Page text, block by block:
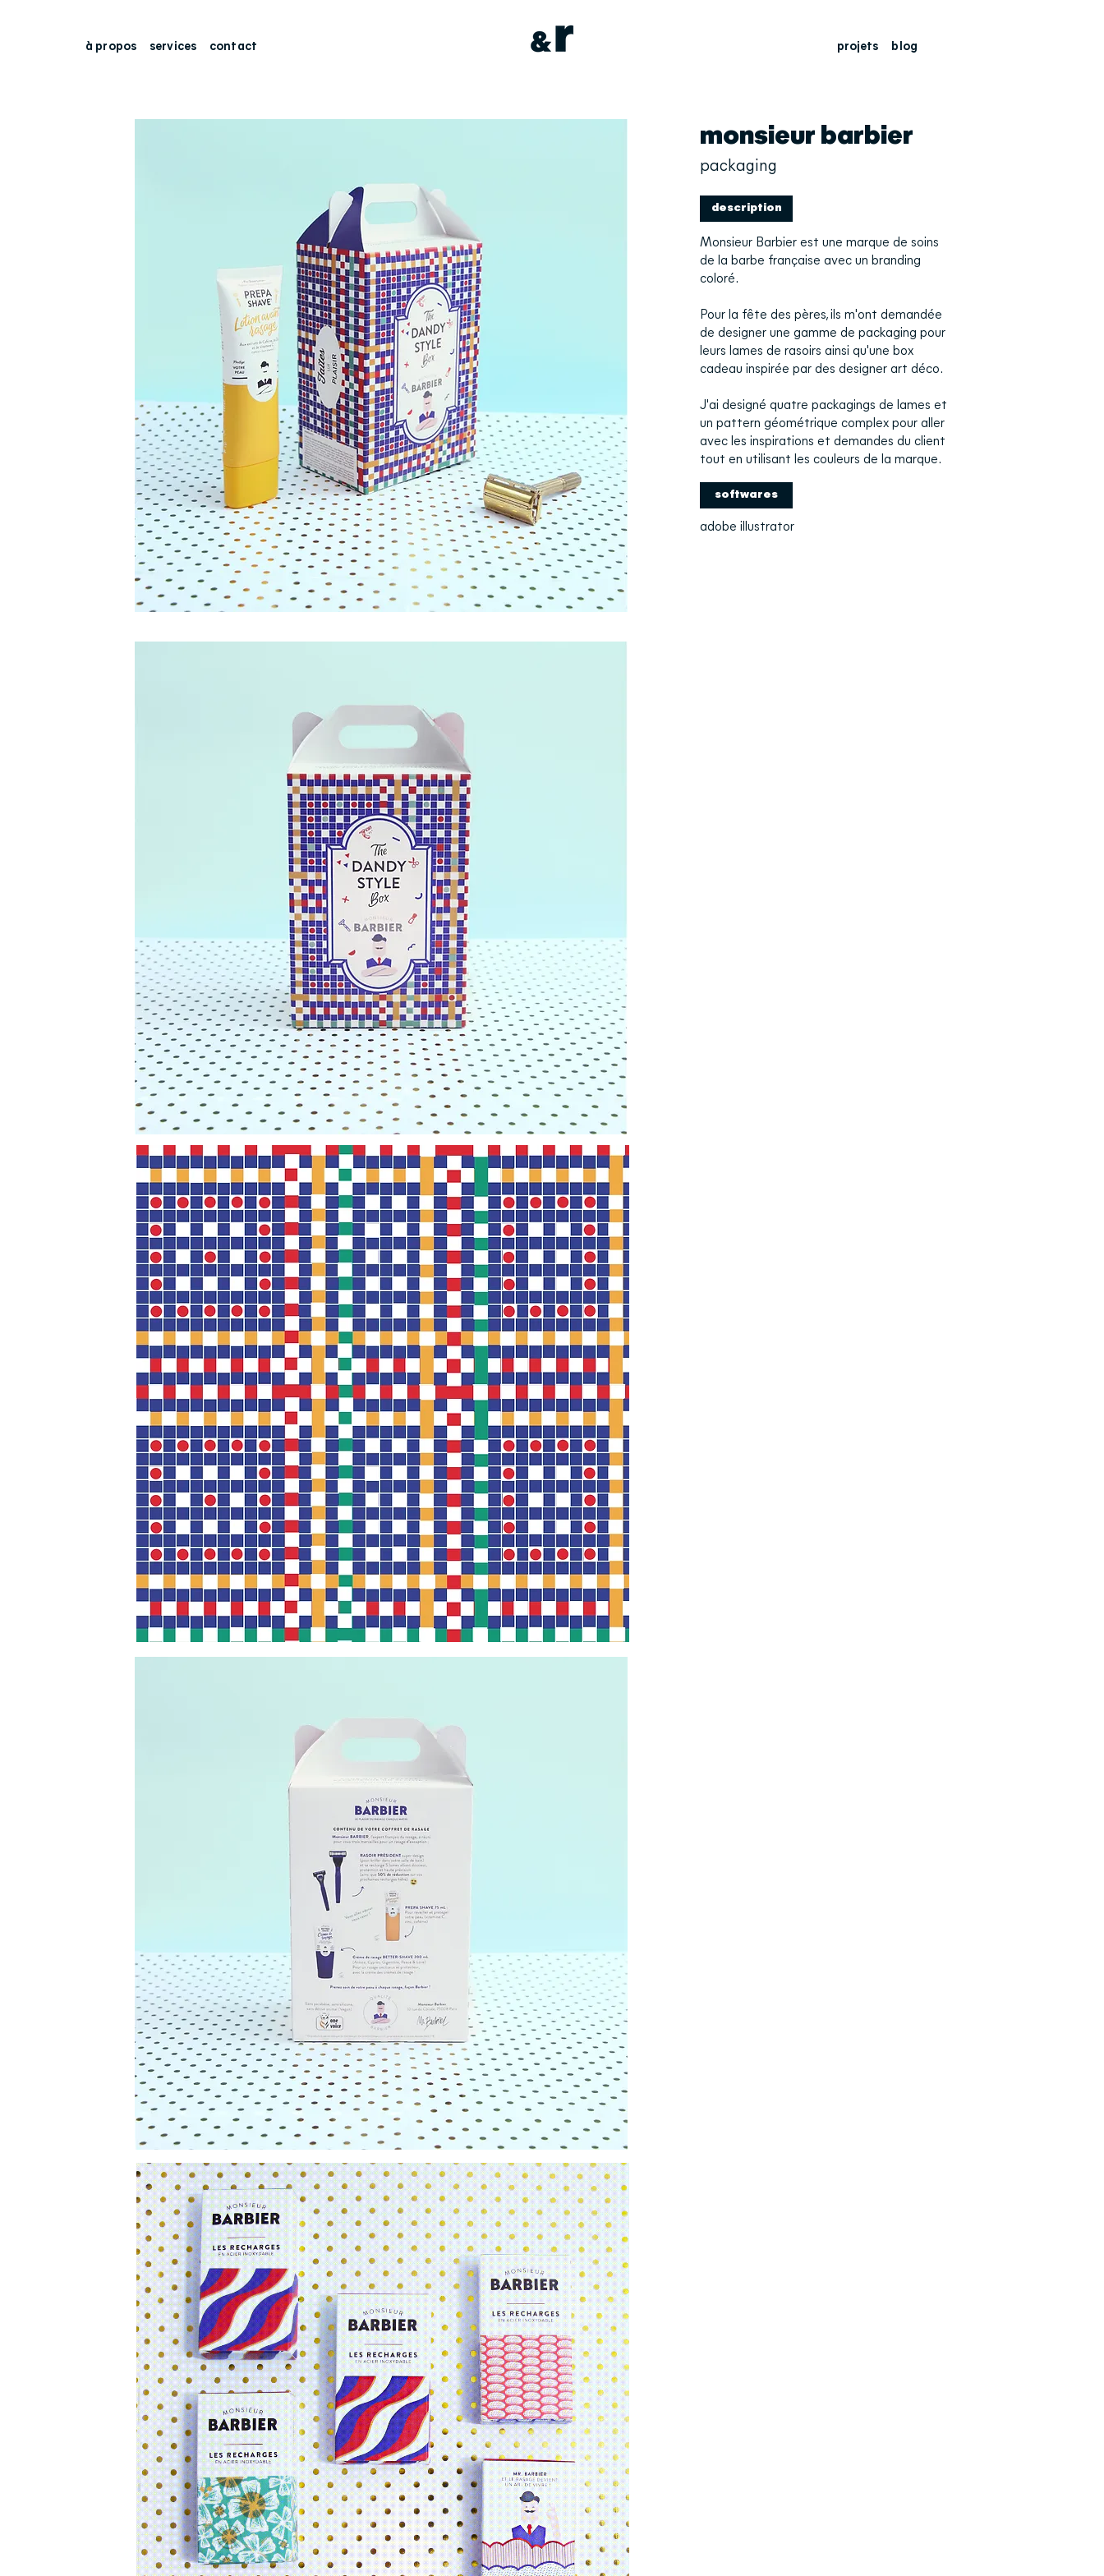
à propos services contact projets blog
monsieur barbier
packaging
description
Monsieur Barbier est une marque de soins
de la barbe française avec un branding
coloré.
Pour la fête des pères, ils m'ont demandée
de designer une gamme de packaging pour
leurs lames de rasoirs ainsi qu'une box
cadeau inspirée par des designer art déco.
J'ai designé quatre packagings de lames et
un pattern géométrique complex pour aller
avec les inspirations et demandes du client
tout en utilisant les couleurs de la marque.
softwares
adobe illustrator